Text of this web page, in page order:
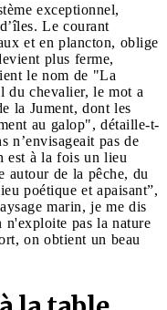
exceptionnel,
Le courant
et en plancton, oblige
plus ferme,
le nom de "La
du chevalier, le mot a
la Jument, dont les
au galop", détaille-t-
n’envisageait pas de
est à la fois un lieu
autour de la pêche, du
poétique et apaisant”,
marin, je me dis
n'exploite pas la nature
on obtient un beau